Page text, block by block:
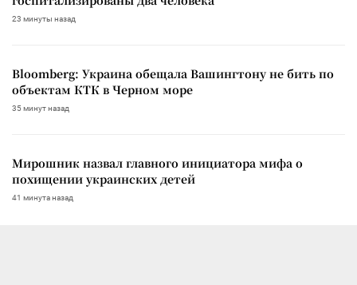
23 минуты назад
Bloomberg: Украина обещала Вашингтону не бить по
объектам КТК в Черном море
35 минут назад
Мирошник назвал главного инициатора мифа о
похищении украинских детей
41 минута назад